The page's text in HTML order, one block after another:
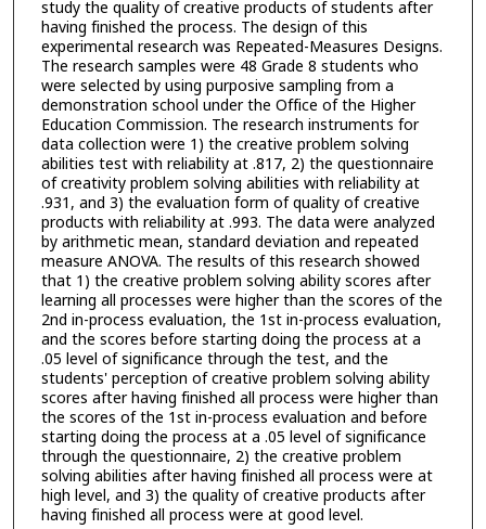
study the quality of creative products of students after
having finished the process. The design of this
experimental research was Repeated-Measures Designs.
The research samples were 48 Grade 8 students who
were selected by using purposive sampling from a
demonstration school under the Office of the Higher
Education Commission. The research instruments for
data collection were 1) the creative problem solving
abilities test with reliability at .817, 2) the questionnaire
of creativity problem solving abilities with reliability at
.931, and 3) the evaluation form of quality of creative
products with reliability at .993. The data were analyzed
by arithmetic mean, standard deviation and repeated
measure ANOVA. The results of this research showed
that 1) the creative problem solving ability scores after
learning all processes were higher than the scores of the
2nd ​in-process evaluation, the 1st ​in-process evaluation,
and the scores before starting doing the process at a
.05 level of significance through the test, and the
students' perception of creative problem solving ability
scores after having finished all process were higher than
the scores of the 1st in-process evaluation and before
starting doing the process at a .05 level of significance
through the questionnaire, 2) the creative problem
solving abilities after having finished all process were at
high level, and 3) the quality of creative products after
having finished all process were at good level.